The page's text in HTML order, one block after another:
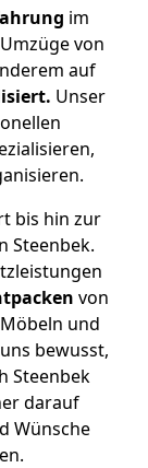
im
von
auf
Unser
bis hin zur
Steenbek.
von
und
bewusst,
Steenbek
darauf
Wünsche